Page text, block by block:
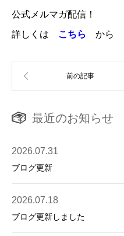
公式メルマガ配信！
詳しくは
こちら から
最近のお知らせ
2026.07.31
ブログ更新
2026.07.18
ブログ更新しました